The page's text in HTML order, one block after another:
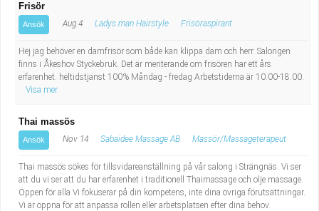
Frisör
Ansök Aug 4 Ladys man Hairstyle Frisöraspirant
Hej jag behöver en damfrisör som både kan klippa dam och herr. Salongen
finns i Åkeshov Styckebruk. Det är meriterande om frisören har ett års
erfarenhet. heltidstjänst 100% Måndag - fredag Arbetstiderna är 10.00-18.00.
Visa mer
Thai massös
Ansök Nov 14 Sabaidee Massage AB Massör/Massageterapeut
Thai massös sökes för tillsvidareanställning på vår salong i Strängnäs. Vi ser
att du vi ser att du har erfarenhet i traditionell Thaimassage och olje massage.
Öppen för alla Vi fokuserar på din kompetens, inte dina övriga förutsättningar.
Vi är öppna för att anpassa rollen eller arbetsplatsen efter dina behov.